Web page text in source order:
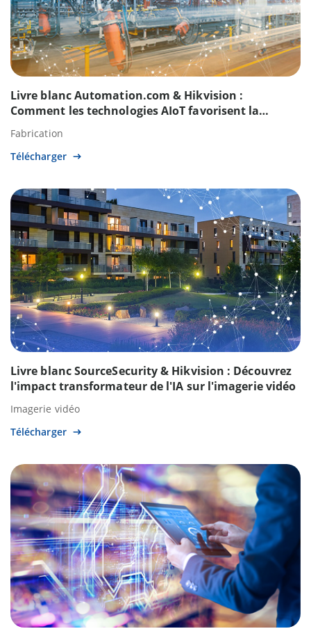
Livre blanc Automation.com & Hikvision :
Comment les technologies AIoT favorisent la
numérisation de la fabrication
Fabrication
Télécharger
Livre blanc SourceSecurity & Hikvision : Découvrez
l'impact transformateur de l'IA sur l'imagerie vidéo
Imagerie vidéo
Télécharger